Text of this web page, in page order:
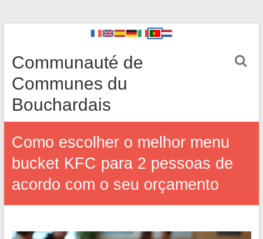
Communauté de
Communes du
Bouchardais
Como escolher o melhor menu
bucket KFC para 2 pessoas de
acordo com o seu orçamento